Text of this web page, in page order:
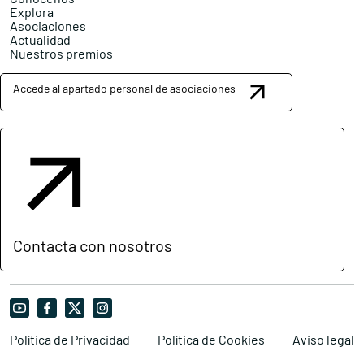
Explora
Asociaciones
Actualidad
Nuestros premios
Accede al apartado personal de asociaciones
Contacta con nosotros
Política de Privacidad Política de Cookies Aviso legal